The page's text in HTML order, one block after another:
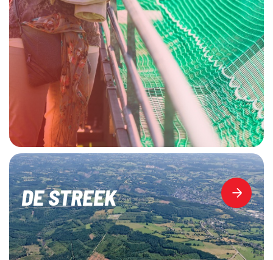
DE STREEK